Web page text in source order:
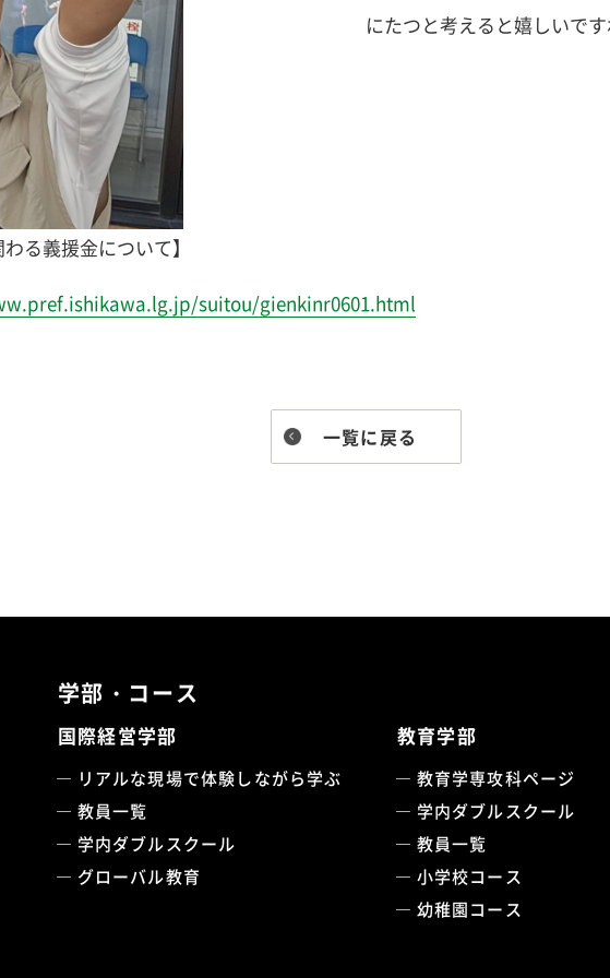
にたつと考えると嬉しいで
る義援金について】
suitou/gienkinr0601.html
一覧に戻る
学部・コース
国際経営学部
リアルな現場で体験しながら学ぶ
教員一覧
学内ダブルスクール
グローバル教育
教育学部
教育学専攻科ページ
学内ダブルスクール
教員一覧
小学校コース
幼稚園コース